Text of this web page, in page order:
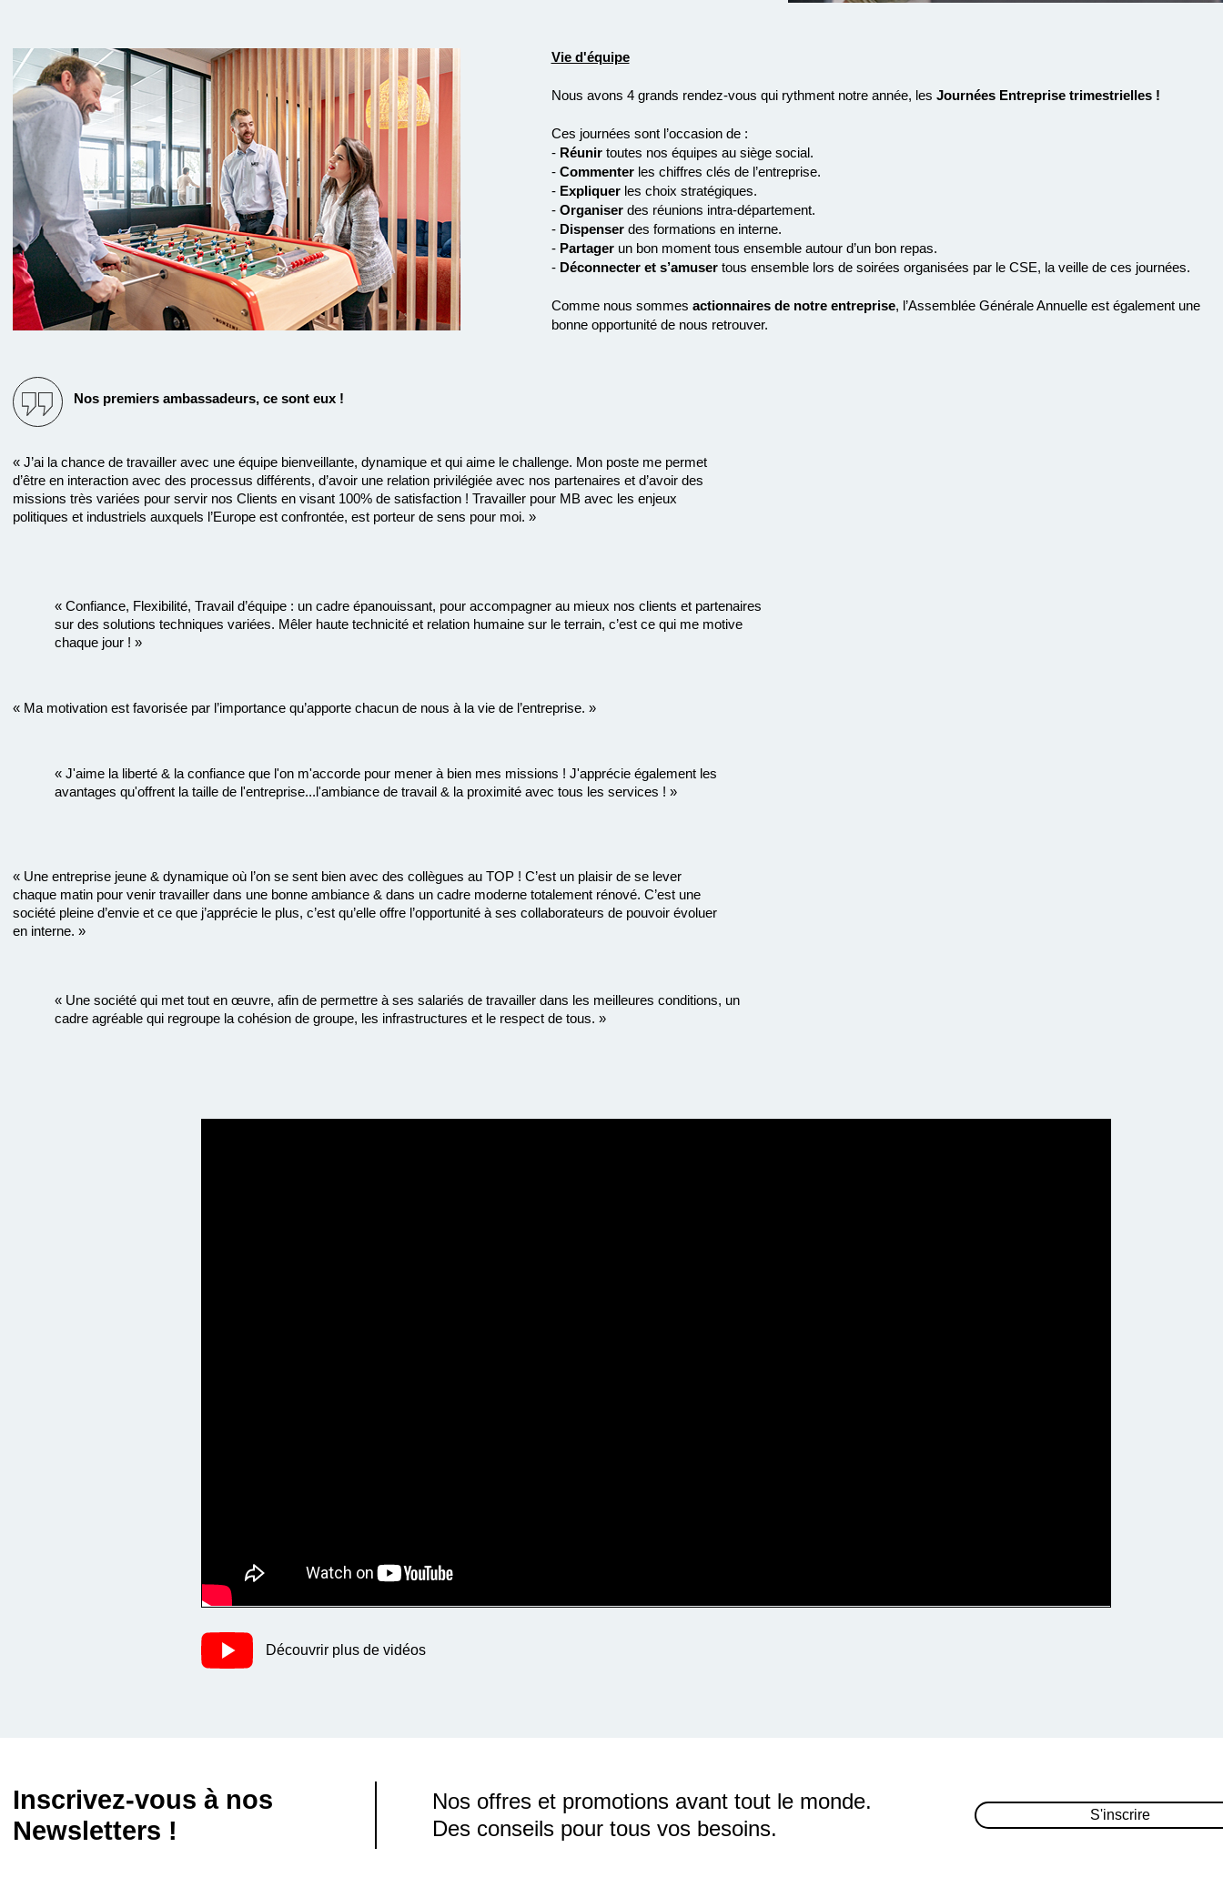
Vie d'équipe
Nous avons 4 grands rendez-vous qui rythment notre année, les Journées Entreprise trimestrielles !
Ces journées sont l’occasion de :
- Réunirtoutes nos équipes au siège social.
- Commenterles chiffres clés de l’entreprise.
- Expliquerles choix stratégiques.
- Organiserdes réunions intra-département.
- Dispenserdes formations en interne.
- Partagerun bon moment tous ensemble autour d’un bon repas.
- Déconnecter et s’amusertous ensemble lors de soirées organisées par le CSE, la veille de ces journées.
Comme nous sommes actionnaires de notre entreprise, l’Assemblée Générale Annuelle est également une
bonne opportunité de nous retrouver.
« Une société qui met tout en œuvre, afin de permettre à ses salariés de travailler dans les meilleures conditions, un
cadre agréable qui regroupe la cohésion de groupe, les infrastructures et le respect de tous. »
Découvrir plus de vidéos
Nos premiers ambassadeurs, ce sont eux !
« J’ai la chance de travailler avec une équipe bienveillante, dynamique et qui aime le challenge. Mon poste me permet
d’être en interaction avec des processus différents, d’avoir une relation privilégiée avec nos partenaires et d’avoir des
missions très variées pour servir nos Clients en visant 100% de satisfaction ! Travailler pour MB avec les enjeux
politiques et industriels auxquels l’Europe est confrontée, est porteur de sens pour moi. »
« Confiance, Flexibilité, Travail d’équipe : un cadre épanouissant, pour accompagner au mieux nos clients et partenaires
sur des solutions techniques variées. Mêler haute technicité et relation humaine sur le terrain, c’est ce qui me motive
chaque jour ! »
« Ma motivation est favorisée par l’importance qu’apporte chacun de nous à la vie de l’entreprise. »
« J'aime la liberté & la confiance que l'on m'accorde pour mener à bien mes missions ! J'apprécie également les
avantages qu'offrent la taille de l'entreprise...l'ambiance de travail & la proximité avec tous les services ! »
« Une entreprise jeune & dynamique où l’on se sent bien avec des collègues au TOP ! C’est un plaisir de se lever
chaque matin pour venir travailler dans une bonne ambiance & dans un cadre moderne totalement rénové. C’est une
société pleine d’envie et ce que j’apprécie le plus, c’est qu’elle offre l’opportunité à ses collaborateurs de pouvoir évoluer
en interne. »
Inscrivez-vous à nos
Newsletters !
Nos offres et promotions avant tout le monde.
Des conseils pour tous vos besoins.
S'inscrire